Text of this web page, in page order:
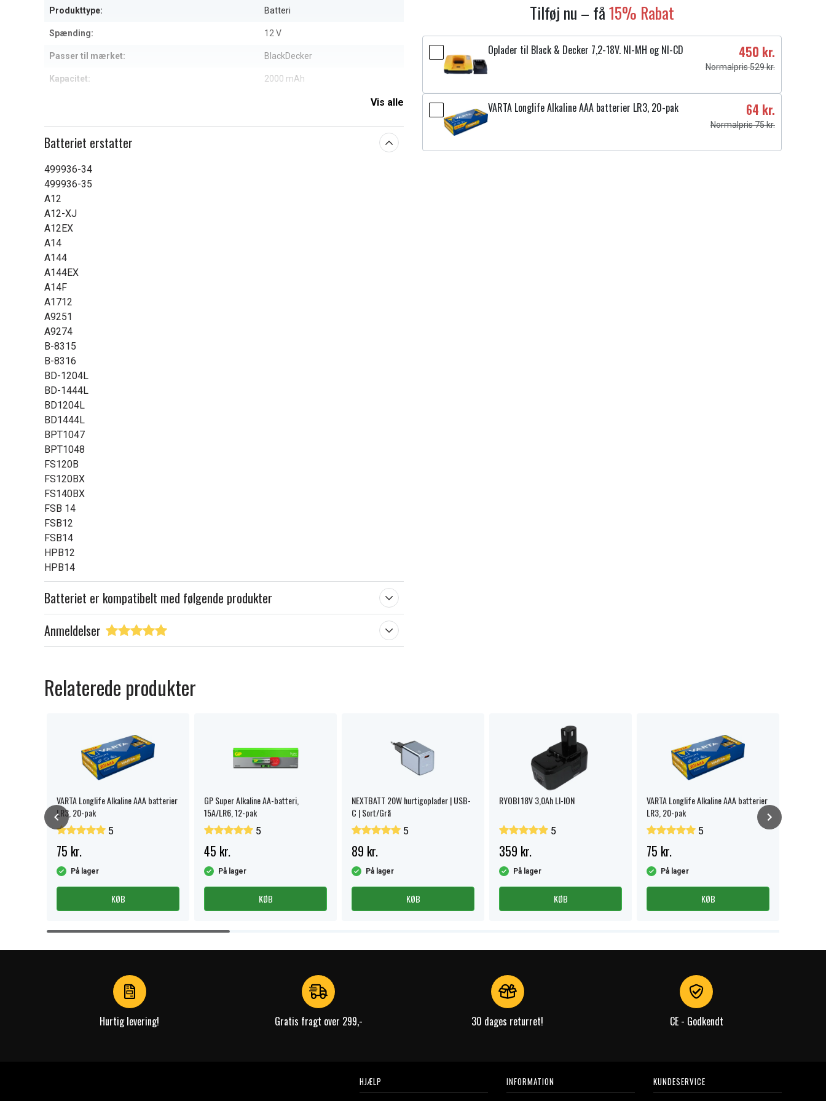
Produkttype: Batteri
Spænding: 12 V
Passer til mærket: BlackDecker
Kapacitet: 2000 mAh
Vis alle
Batteriet erstatter
499936-34
499936-35
A12
A12-XJ
A12EX
A14
A144
A144EX
A14F
A1712
A9251
A9274
B-8315
B-8316
BD-1204L
BD-1444L
BD1204L
BD1444L
BPT1047
BPT1048
FS120B
FS120BX
FS140BX
FSB 14
FSB12
FSB14
HPB12
HPB14
Batteriet er kompatibelt med følgende produkter
Anmeldelser
Tilføj nu – få15% Rabat
Oplader til Black & Decker 7,2-18V. NI-MH og NI-CD 450 kr.
Normalpris 529 kr.
VARTA Longlife Alkaline AAA batterier LR3, 20-pak 64 kr.
Normalpris 75 kr.
Relaterede produkter
VARTA Longlife Alkaline AAA batterier
LR3, 20-pak
5
75 kr.
På lager
KØB
GP Super Alkaline AA-batteri,
15A/LR6, 12-pak
5
45 kr.
På lager
KØB
NEXTBATT 20W hurtigoplader | USB-
C | Sort/Grå
5
89 kr.
På lager
KØB
RYOBI 18V 3,0Ah LI-ION
5
359 kr.
På lager
KØB
VARTA Longlife Alkaline AAA batterier
LR3, 20-pak
5
75 kr.
På lager
KØB
Item
Hurtig levering! Gratis fragt over 299,- 30 dages returret! CE - Godkendt
HJÆLP INFORMATION KUNDESERVICE